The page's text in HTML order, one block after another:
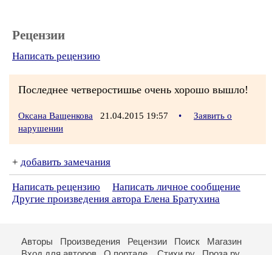
Рецензии
Написать рецензию
Последнее четверостишье очень хорошо вышло!
Оксана Ващенкова 21.04.2015 19:57 •
Заявить о
нарушении
+ добавить замечания
Написать рецензию
Написать личное сообщение
Другие произведения автора Елена Братухина
Авторы Произведения Рецензии Поиск
Магазин